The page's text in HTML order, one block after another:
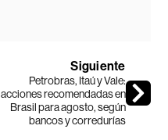
Siguiente
Petrobras, Itaú y Vale:
acciones recomendadas en
Brasil para agosto, según
bancos y corredurías